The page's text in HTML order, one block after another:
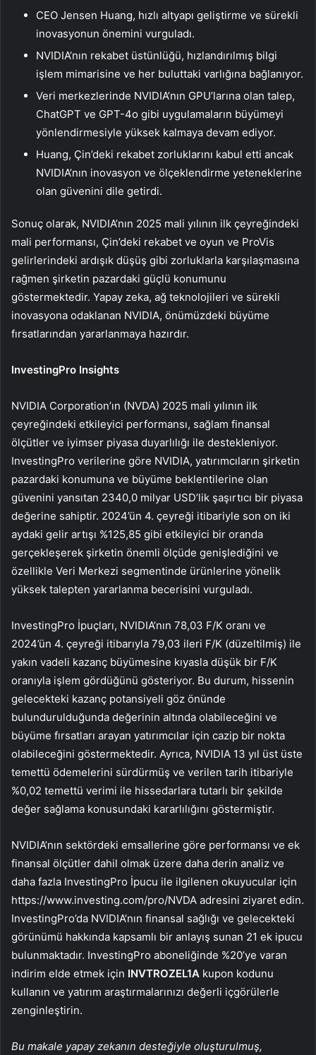
CEO Jensen Huang, hızlı altyapı geliştirme ve sürekli
inovasyonun önemini vurguladı.
NVIDIA’nın rekabet üstünlüğü, hızlandırılmış bilgi
işlem mimarisine ve her buluttaki varlığına bağlanıyor.
Veri merkezlerinde NVIDIA’nın GPU’larına olan talep,
ChatGPT ve GPT-4o gibi uygulamaların büyümeyi
yönlendirmesiyle yüksek kalmaya devam ediyor.
Huang, Çin’deki rekabet zorluklarını kabul etti ancak
NVIDIA’nın inovasyon ve ölçeklendirme yeteneklerine
olan güvenini dile getirdi.
Sonuç olarak, NVIDIA’nın 2025 mali yılının ilk çeyreğindeki
mali performansı, Çin’deki rekabet ve oyun ve ProVis
gelirlerindeki ardışık düşüş gibi zorluklarla karşılaşmasına
rağmen şirketin pazardaki güçlü konumunu
göstermektedir. Yapay zeka, ağ teknolojileri ve sürekli
inovasyona odaklanan NVIDIA, önümüzdeki büyüme
fırsatlarından yararlanmaya hazırdır.
InvestingPro Insights
NVIDIA Corporation’ın (NVDA) 2025 mali yılının ilk
çeyreğindeki etkileyici performansı, sağlam finansal
ölçütler ve iyimser piyasa duyarlılığı ile destekleniyor.
InvestingPro verilerine göre NVIDIA, yatırımcıların şirketin
pazardaki konumuna ve büyüme beklentilerine olan
güvenini yansıtan 2340,0 milyar USD’lik şaşırtıcı bir piyasa
değerine sahiptir. 2024’ün 4. çeyreği itibariyle son on iki
aydaki gelir artışı %125,85 gibi etkileyici bir oranda
gerçekleşerek şirketin önemli ölçüde genişlediğini ve
özellikle Veri Merkezi segmentinde ürünlerine yönelik
yüksek talepten yararlanma becerisini vurguladı.
InvestingPro İpuçları, NVIDIA’nın 78,03 F/K oranı ve
2024’ün 4. çeyreği itibarıyla 79,03 ileri F/K (düzeltilmiş) ile
yakın vadeli kazanç büyümesine kıyasla düşük bir F/K
oranıyla işlem gördüğünü gösteriyor. Bu durum, hissenin
gelecekteki kazanç potansiyeli göz önünde
bulundurulduğunda değerinin altında olabileceğini ve
büyüme fırsatları arayan yatırımcılar için cazip bir nokta
olabileceğini göstermektedir. Ayrıca, NVIDIA 13 yıl üst üste
temettü ödemelerini sürdürmüş ve verilen tarih itibariyle
%0,02 temettü verimi ile hissedarlara tutarlı bir şekilde
değer sağlama konusundaki kararlılığını göstermiştir.
NVIDIA’nın sektördeki emsallerine göre performansı ve ek
finansal ölçütler dahil olmak üzere daha derin analiz ve
daha fazla InvestingPro İpucu ile ilgilenen okuyucular için
https://www.investing.com/pro/NVDA adresini ziyaret edin.
InvestingPro’da NVIDIA’nın finansal sağlığı ve gelecekteki
görünümü hakkında kapsamlı bir anlayış sunan 21 ek ipucu
bulunmaktadır. InvestingPro aboneliğinde %20’ye varan
indirim elde etmek için INVTROZEL1A kupon kodunu
kullanın ve yatırım araştırmalarınızı değerli içgörülerle
zenginleştirin.
Bu makale yapay zekanın desteğiyle oluşturulmuş,